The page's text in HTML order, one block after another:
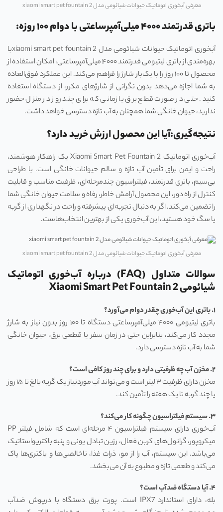
معرفی آبخوری اتوماتیک حیوانات شیائومی مدل xiaomi smart pet fountain 2
باتری قدرتمند ۴۰۰۰ میلی‌آمپرساعتی با دوام ۱۰۰ روزه:
آبخوری اتوماتیک حیوانات شیائومی مدل xiaomi smart pet fountain 2با
بهره‌مندی از باتری لیتیومی قدرتمند ۴۰۰۰ میلی‌آمپرساعتی، امکان استفاده از
محصول تا ۱۰۰ روز را با یک‌بار شارژ را فراهم می‌کند. این عملکرد فوق‌العاده
به شما اجازه می‌دهد بدون نگرانی از شارژهای مکرر، از دستگاه استفاده
کنید. حتی در صورت قطع برق یا زمانی که برای چند روز در منزل حضور
ندارید، حیوان خانگی شما همچنان به آب تازه دسترسی خواهد داشت.
نتیجه‌گیری:آیا این محصول ارزش خرید دارد؟
آب‌خوری اتوماتیک Xiaomi Smart Pet Fountain 2 یک راهکار هوشمند،
راحت و ایمن برای تأمین آب تازه و سالم حیوانات خانگی است. با طراحی
بی‌سیم، باتری قدرتمند، فیلتراسیون چندمرحله‌ای، ظرفیت مناسب و قابلیت
کنترل از راه دور، این محصول آرامش خاطر، رفاه و سلامت حیوان خانگی شما
را تضمین می‌کند. اگر به دنبال تجربه‌ای پیشرفته و راحت در نگهداری از گربه
یا سگ خود هستید، این آب‌خوری یکی از بهترین انتخاب‌هاست.
معرفی آبخوری اتوماتیک حیوانات شیائومی مدل xiaomi smart pet fountain 2
سوالات متداول (FAQ) درباره آب‌خوری اتوماتیک
شیائومی Xiaomi Smart Pet Fountain 2
۱. باتری این آب‌خوری چقدر دوام می‌آورد؟
باتری لیتیومی ۴۰۰۰ میلی‌آمپرساعتی دستگاه تا ۱۰۰ روز بدون نیاز به شارژ
مجدد کار می‌کند، بنابراین حتی در زمان سفر یا قطعی برق، حیوان خانگی
شما به آب تازه دسترسی دارد.
۲. مخزن آب چه ظرفیتی دارد و برای چند روز کافی است؟
مخزن دارای ظرفیت ۳ لیتر است و می‌تواند آب موردنیاز یک گربه بالغ تا ۱۵ روز
یا چند گربه تا یک هفته را تأمین کند.
۳. سیستم فیلتراسیون چگونه کار می‌کند؟
آب‌خوری دارای سیستم فیلتراسیون ۴ مرحله‌ای است که شامل فیلتر PP
میکروپور، گرانول‌های کربن فعال، رزین تبادل یونی و پنبه باکتریواستاتیک
می‌باشد. این سیستم، آب را از مو، ذرات غذا، ناخالصی‌ها و باکتری‌ها پاک
می‌کند و طعمی تازه و مطبوع به آن می‌بخشد.
۴. آیا دستگاه ضدآب است؟
بله، دارای استاندارد IPX7 است. پورت برق دستگاه با درپوش ضدآب